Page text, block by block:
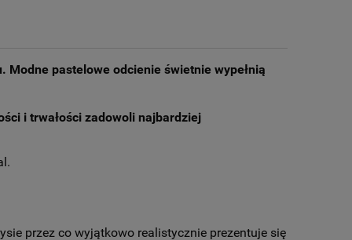
Modne pastelowe odcienie świetnie wypełnią
i trwałości zadowoli najbardziej
przez co wyjątkowo realistycznie prezentuje się